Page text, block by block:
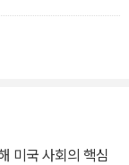
, 세상은 그녀의 일
미국 사회의 핵심